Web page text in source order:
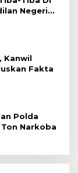
Negeri
Sejak
Kanwil
Fakta
Polda
Narkoba